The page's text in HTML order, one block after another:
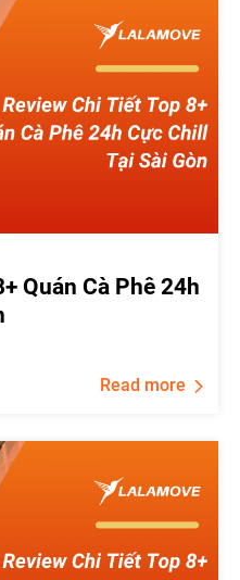
Quán Cà Phê 24h
Read more